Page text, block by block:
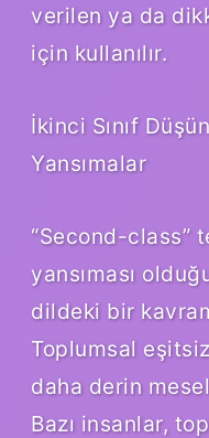
verilen ya da
için kullanılır.
İkinci Sınıf
Yansımalar
“Second-class”
yansıması
dildeki bir
Toplumsal
daha derin
Bazı insanlar,